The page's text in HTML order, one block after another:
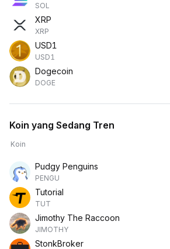
SOL
XRP
XRP
USD1
USD1
Dogecoin
DOGE
Koin yang Sedang Tren
Koin
Pudgy Penguins
PENGU
Tutorial
TUT
Jimothy The Raccoon
JIMOTHY
StonkBroker